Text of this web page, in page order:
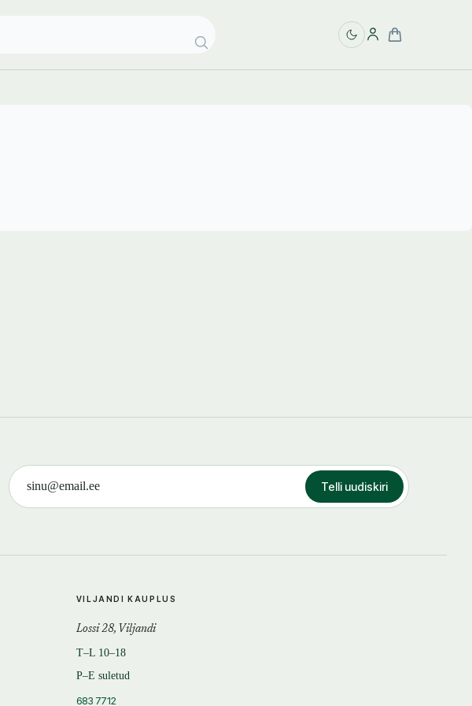
Telli uudiskiri
VILJANDI KAUPLUS
Lossi 28, Viljandi
T–L 10–18
P–E suletud
683 7712